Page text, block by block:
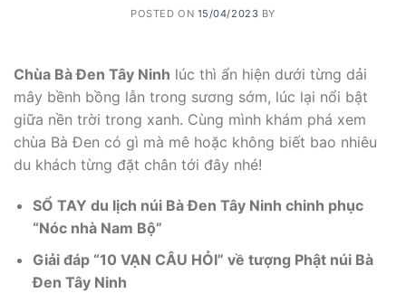
POSTED ON 15/04/2023 BY
Chùa Bà Đen Tây Ninh lúc thì ẩn hiện dưới từng dải
mây bềnh bồng lẫn trong sương sớm, lúc lại nổi bật
giữa nền trời trong xanh. Cùng mình khám phá xem
chùa Bà Đen có gì mà mê hoặc không biết bao nhiêu
du khách từng đặt chân tới đây nhé!
SỔ TAY du lịch núi Bà Đen Tây Ninh chinh phục
“Nóc nhà Nam Bộ”
Giải đáp “10 VẠN CÂU HỎI” về tượng Phật núi Bà
Đen Tây Ninh